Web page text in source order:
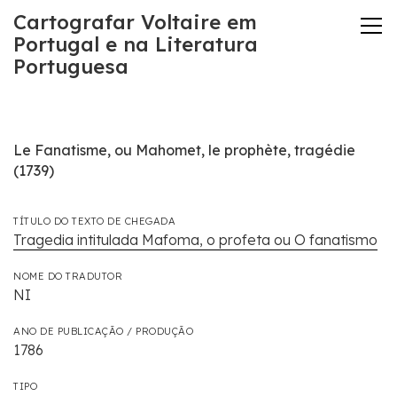
Cartografar Voltaire em
Portugal e na Literatura
Portuguesa
Le Fanatisme, ou Mahomet, le prophète, tragédie
(1739)
TÍTULO DO TEXTO DE CHEGADA
Tragedia intitulada Mafoma, o profeta ou O fanatismo
NOME DO TRADUTOR
NI
ANO DE PUBLICAÇÃO / PRODUÇÃO
1786
TIPO